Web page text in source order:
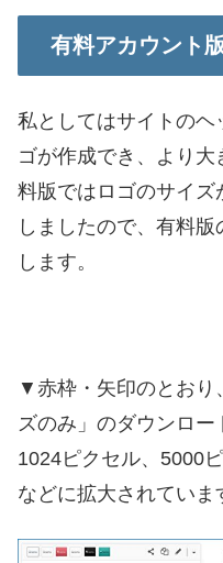
有料アカウント
私としてはサイトのヘ
ゴが作成でき、より
料版ではロゴのサイ
しましたので、有料
します。
▼赤枠・矢印のとおり
ズのみ」のダウンロ
1024ピクセル、5000
などに拡大されていま